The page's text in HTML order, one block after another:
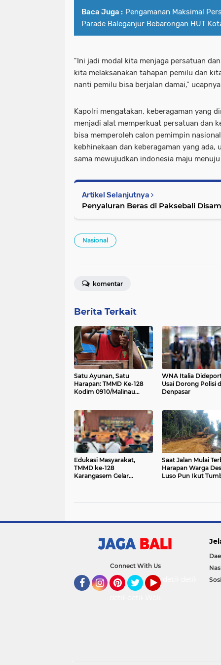
Baca Juga : Pengamanan Maksimal
Parade Baleganjur Bebarongan HUT
"Ini jadi modal kita menjaga persatuan
kita melaksanakan tahapan pemilu dan
nanti pemilu bisa berjalan damai,"
Kapolri mengatakan, keberagaman yang
menjadi alat memperkuat persatuan dan
bisa memperoleh calon pemimpin
kebhinekaan dan keberagaman yang
sama mewujudkan indonesia maju
Artikel Selanjutnya
Penyaluran Beras di Paksebali
Nasional
komentar
Berita Terkait
Satu Ayunan, Satu
Harapan: TMMD Ke-128
Kodim 0910/Malinau
WNA Italia
Usai Dorong Polisi
Denpasar
Edukasi Masyarakat,
TMMD ke-128
Karangasem Gelar
Saat Jalan Mulai
Harapan Warga
Luso Pun Ikut
Connect With Us
detikTravel